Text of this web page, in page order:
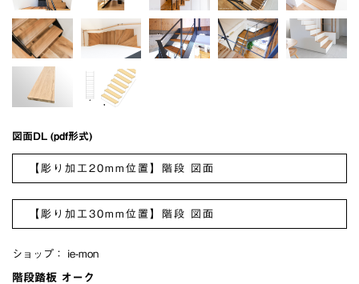
図面DL (pdf形式)
【彫り加工20mm位置】階段 図面
【彫り加工30mm位置】階段 図面
ショップ： ie-mon
階段踏板 オーク